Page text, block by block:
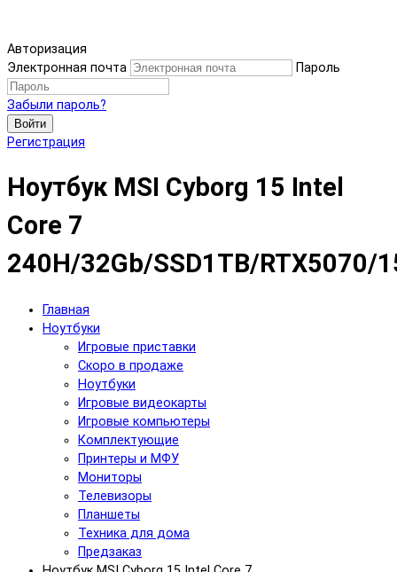
Авторизация
Электронная почта
Пароль
Забыли пароль?
Войти
Регистрация
Ноутбук MSI Cyborg 15 Intel
Core 7
240H/32Gb/SSD1TB/RTX5070/
Главная
Ноутбуки
Игровые приставки
Скоро в продаже
Ноутбуки
Игровые видеокарты
Игровые компьютеры
Комплектующие
Принтеры и МФУ
Мониторы
Телевизоры
Планшеты
Техника для дома
Предзаказ